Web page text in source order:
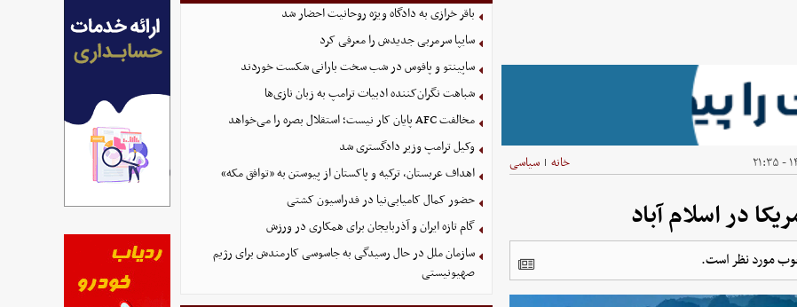
خانه | سیاسی
در اسلام آباد
مورد نظر است.
باقر خرازی به دادگاه ویژه روحانیت احضار شد
سایپا سرمربی جدیدش را معرفی کرد
ساپینتو و پافوس در شب سخت بارانی شکست خوردند
شباهت نگران‌کننده ادبیات ترامپ به زبان نازی‌ها
مخالفت AFC پایان کار نیست؛ استقلال بصره را می‌خواهد
وکیل ترامپ وزیر دادگستری شد
اهداف عربستان، ترکیه و پاکستان از پیوستن به «توافق مکه»
حضور کمال کامیابی‌نیا در فدراسیون کشتی
گام تازه ایران و آذربایجان برای همکاری در ورزش
سازمان ملل در حال رسیدگی به جاسوسی کارمندش برای رژیم
صهیونیستی